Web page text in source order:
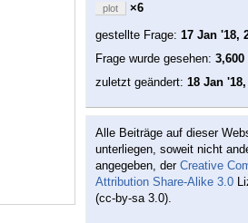
plot
×6
gestellte Frage: 17 Jan '18,
Frage wurde gesehen: 3,600
zuletzt geändert: 18 Jan '18,
Alle Beiträge auf dieser
unterliegen, soweit nicht
angegeben, der Creative
Attribution Share-Alike 3.0
(cc-by-sa 3.0).